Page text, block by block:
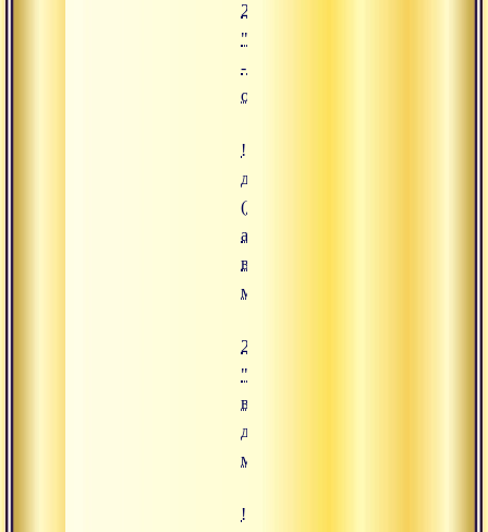
24.11.2024
"Привязанности
- иллюзорные
оковы души"
![23.11.2024 "Как вернуть
доверие к мужчинам?"]
(https://www.advayta.org/i/empty-
anons.jpg "23.11.2024 "Как
вернуть доверие к
мужчинам?"")
23.11.2024
"Как
вернуть
доверие к
мужчинам?"
![22.11.2024 "Готовы ли вы к